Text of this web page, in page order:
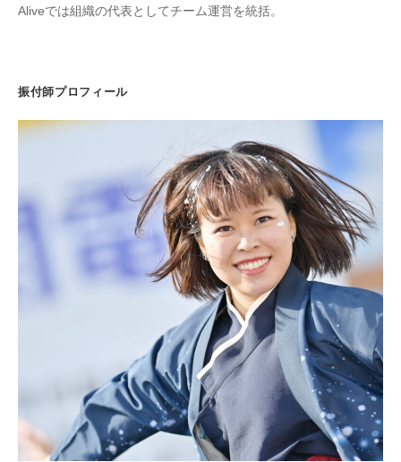
Aliveでは組織の代表としてチーム運営を統括。
振付師プロフィール